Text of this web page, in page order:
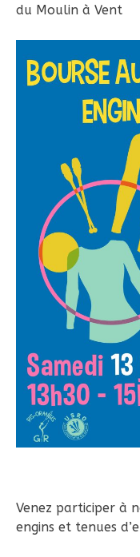
du Moulin à Vent
Venez participer à
engins et tenues